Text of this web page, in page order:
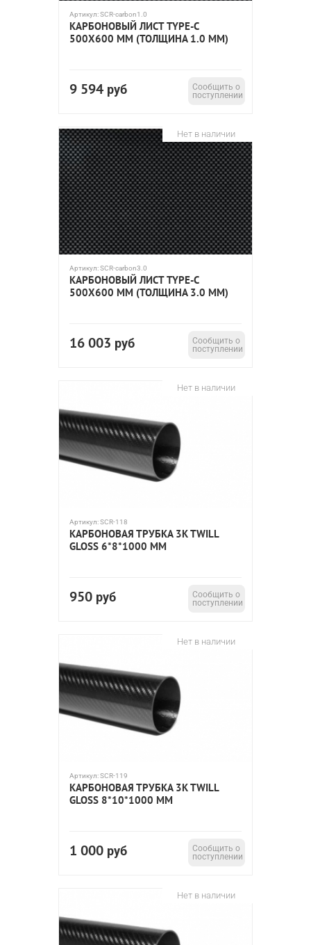
Артикул:SCR-carbon1.0
КАРБОНОВЫЙ ЛИСТ TYPE-C
500Х600 ММ (ТОЛЩИНА 1.0 ММ)
9 594 руб
Сообщить о
поступлении
Нет в наличии
Артикул:SCR-carbon3.0
КАРБОНОВЫЙ ЛИСТ TYPE-C
500Х600 ММ (ТОЛЩИНА 3.0 ММ)
16 003 руб
Сообщить о
поступлении
Нет в наличии
Артикул:SCR-118
КАРБОНОВАЯ ТРУБКА 3K TWILL
GLOSS 6*8*1000 ММ
950 руб
Сообщить о
поступлении
Нет в наличии
Артикул:SCR-119
КАРБОНОВАЯ ТРУБКА 3K TWILL
GLOSS 8*10*1000 ММ
1 000 руб
Сообщить о
поступлении
Нет в наличии